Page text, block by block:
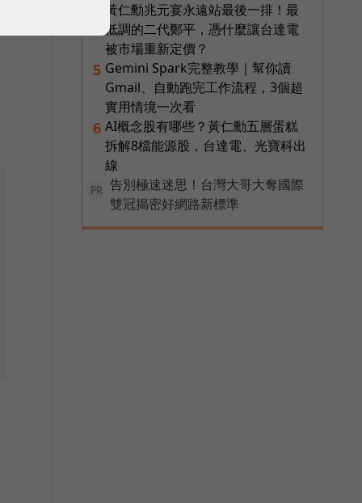
黃仁勳兆元宴永遠站最後一排！最
低調的二代鄭平，憑什麼讓台達電
被市場重新定價？
5 Gemini Spark完整教學｜幫你讀
Gmail、自動跑完工作流程，3個超
實用情境一次看
6 AI概念股有哪些？黃仁勳五層蛋糕
拆解8檔能源股，台達電、光寶科出
線
PR
告別極速迷思！台灣大哥大奪國際
雙冠揭密好網路新標準